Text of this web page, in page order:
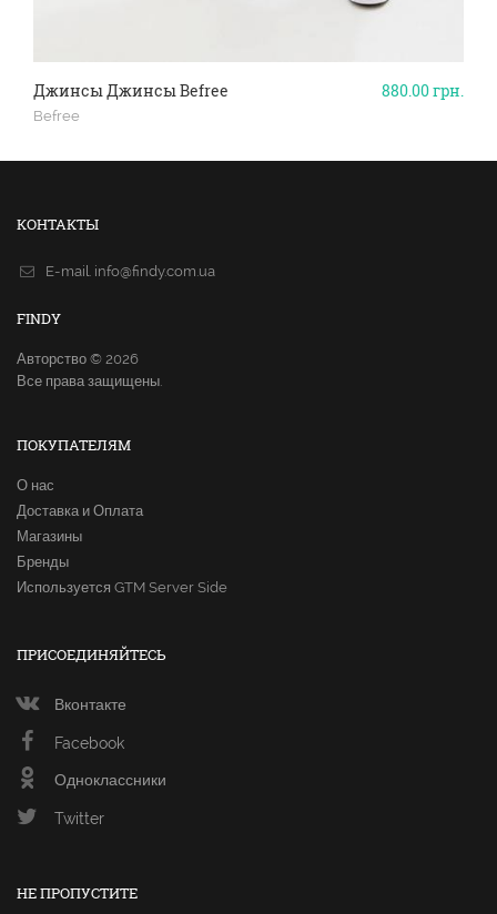
880.00грн.
Джинсы Джинсы Befree
Befree
КОНТАКТЫ
E-mail. info@findy.com.ua
FINDY
Авторство © 2026
Все права защищены.
ПОКУПАТЕЛЯМ
О нас
Доставка и Оплата
Магазины
Бренды
Используется GTM Server Side
ПРИСОЕДИНЯЙТЕСЬ
Вконтакте
Facebook
Одноклассники
Twitter
НЕ ПРОПУСТИТЕ